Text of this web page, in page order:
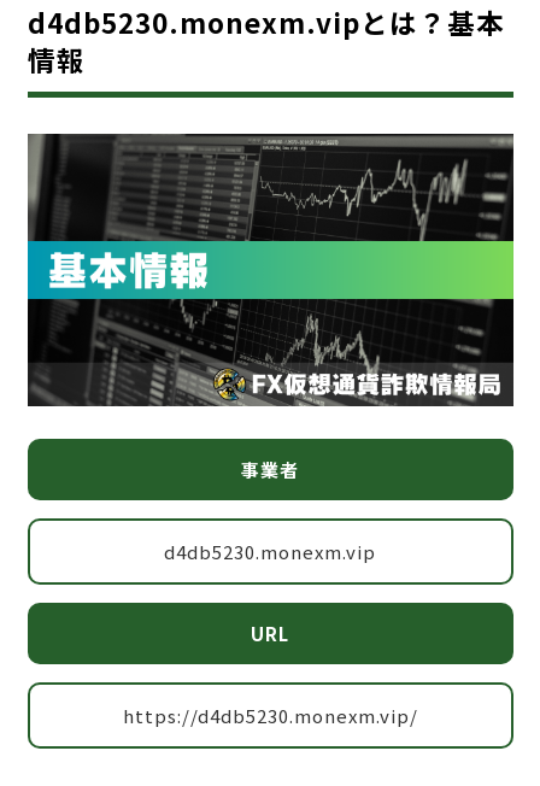
d4db5230.monexm.vipとは？基本
情報
事業者
d4db5230.monexm.vip
URL
https://d4db5230.monexm.vip/